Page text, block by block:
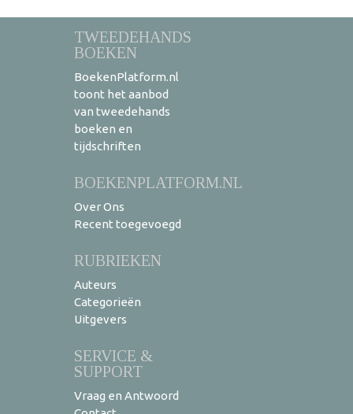
TWEEDEHANDS
BOEKEN
BoekenPlatform.nl
toont het aanbod
van tweedehands
boeken en
tijdschriften
BOEKENPLATFORM.NL
Over Ons
Recent toegevoegd
RUBRIEKEN
Auteurs
Categorieën
Uitgevers
SERVICE &
SUPPORT
Vraag en Antwoord